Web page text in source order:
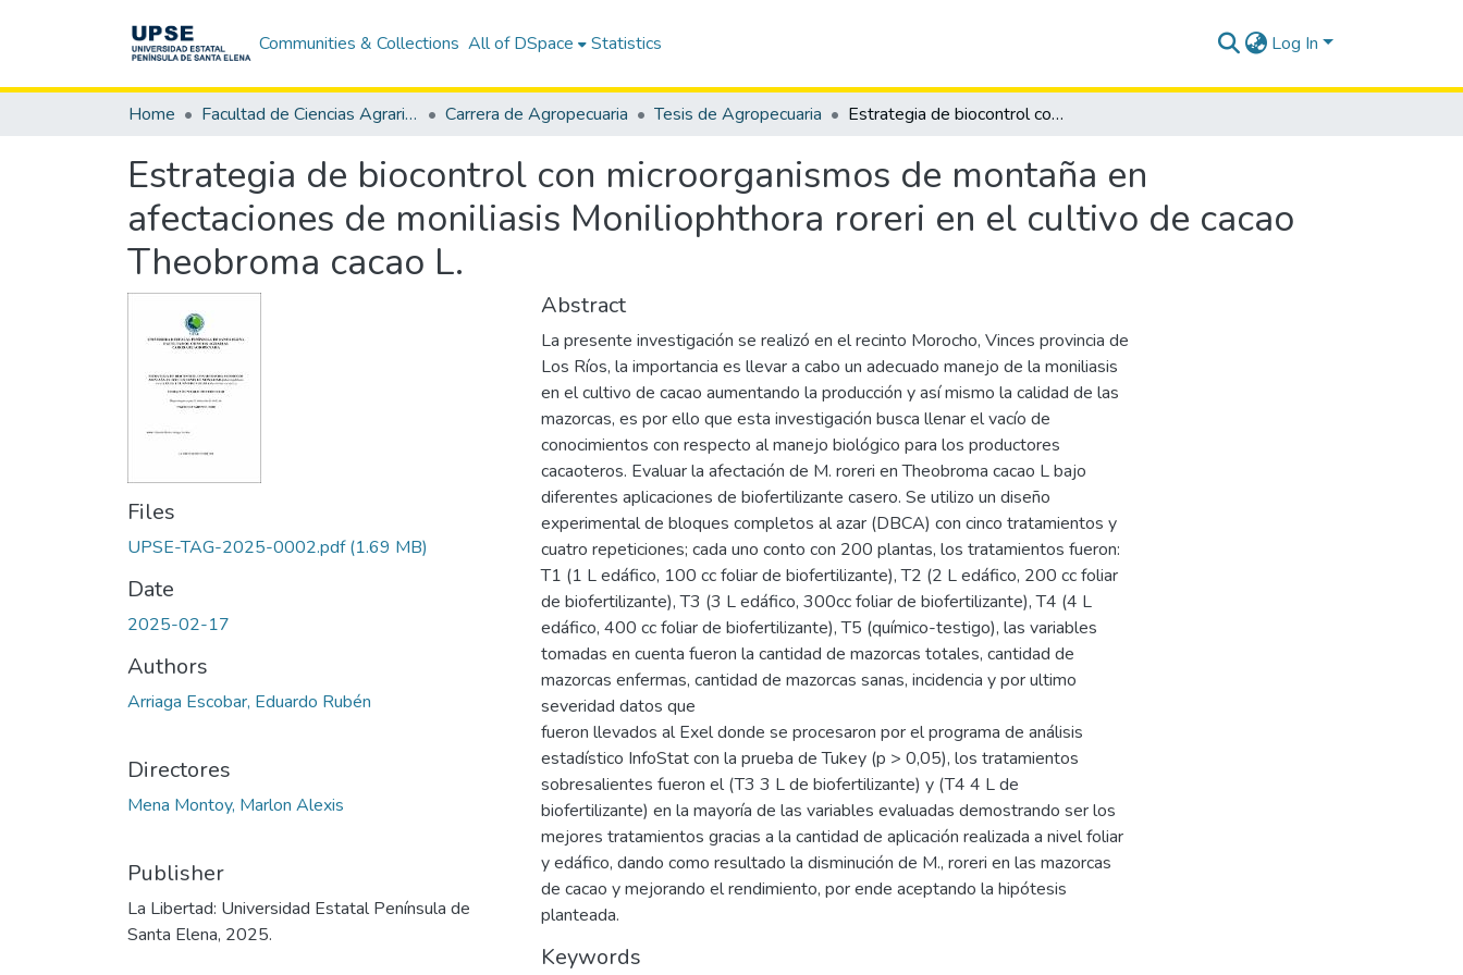
Communities & Collections All of DSpace Statistics Log In
Home Facultad de Ciencias Agrarias Carrera de Agropecuaria Tesis de Agropecuaria Estrategia de biocontrol con microorganismos de montaña en afectaciones de moniliasis Moniliophthora roreri en el cultivo de cacao Theobroma cacao L.
Estrategia de biocontrol con microorganismos de montaña en
afectaciones de moniliasis Moniliophthora roreri en el cultivo de cacao
Theobroma cacao L.
Files
UPSE-TAG-2025-0002.pdf(1.69 MB)
Date
2025-02-17
Authors
Arriaga Escobar, Eduardo Rubén
Directores
Mena Montoy, Marlon Alexis
Publisher
La Libertad: Universidad Estatal Península de
Santa Elena, 2025.
Abstract
La presente investigación se realizó en el recinto Morocho, Vinces provincia de
Los Ríos, la importancia es llevar a cabo un adecuado manejo de la moniliasis
en el cultivo de cacao aumentando la producción y así mismo la calidad de las
mazorcas, es por ello que esta investigación busca llenar el vacío de
conocimientos con respecto al manejo biológico para los productores
cacaoteros. Evaluar la afectación de M. roreri en Theobroma cacao L bajo
diferentes aplicaciones de biofertilizante casero. Se utilizo un diseño
experimental de bloques completos al azar (DBCA) con cinco tratamientos y
cuatro repeticiones; cada uno conto con 200 plantas, los tratamientos fueron:
T1 (1 L edáfico, 100 cc foliar de biofertilizante), T2 (2 L edáfico, 200 cc foliar
de biofertilizante), T3 (3 L edáfico, 300cc foliar de biofertilizante), T4 (4 L
edáfico, 400 cc foliar de biofertilizante), T5 (químico-testigo), las variables
tomadas en cuenta fueron la cantidad de mazorcas totales, cantidad de
mazorcas enfermas, cantidad de mazorcas sanas, incidencia y por ultimo
severidad datos que
fueron llevados al Exel donde se procesaron por el programa de análisis
estadístico InfoStat con la prueba de Tukey (p > 0,05), los tratamientos
sobresalientes fueron el (T3 3 L de biofertilizante) y (T4 4 L de
biofertilizante) en la mayoría de las variables evaluadas demostrando ser los
mejores tratamientos gracias a la cantidad de aplicación realizada a nivel foliar
y edáfico, dando como resultado la disminución de M., roreri en las mazorcas
de cacao y mejorando el rendimiento, por ende aceptando la hipótesis
planteada.
Keywords